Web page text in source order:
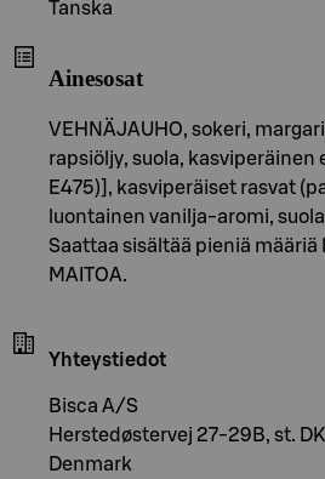
Tanska
Ainesosat
VEHNÄJAUHO, sokeri,
rapsiöljy, suola, kasviperäinen
E475)], kasviperäiset rasvat
luontainen vanilja-aromi,
Saattaa sisältää pieniä määriä
MAITOA.
Yhteystiedot
Bisca A/S
Herstedøstervej 27-29B, st.
Denmark